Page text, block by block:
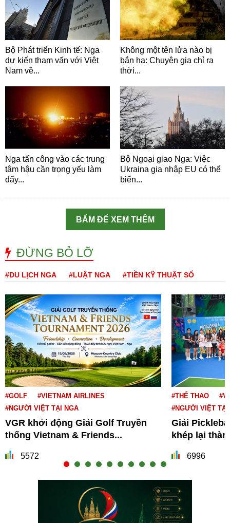
Bộ Phát triển Kinh tế: Nga
dự kiến tham vấn với Việt
Nam về...
Không một tên lửa nào bị
bắn hạ: Chuyên gia chỉ ra
thời...
Nga tấn công vào các trung
tâm hậu cần trọng yếu làm
đẩy...
Bộ Ngoại giao Nga: Việc
Ukraina gia nhập EU có thể
biến...
BẤM ĐỂ XEM THÊM
ĐỪNG BỎ LỠ
#DU LỊCH NGA #LUẬT NGA #TIỀN KỸ THUẬT SỐ
#GOLF
#VIETNAM AIRLINES
#NGƯỜI VIỆT TẠI NGA
VGR khởi động Giải Golf Truyền
thống Vietnam & Friends...
5572
#THỂ THAO
#NGƯỜI VIỆT TẠI
Giải
khép lại
6996